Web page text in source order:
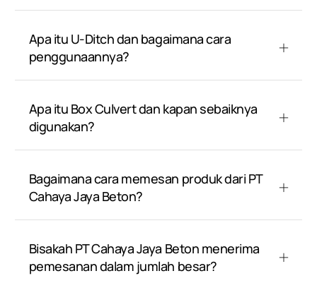
Apa itu U-Ditch dan bagaimana cara
penggunaannya?
Apa itu Box Culvert dan kapan sebaiknya
digunakan?
Bagaimana cara memesan produk dari PT
Cahaya Jaya Beton?
Bisakah PT Cahaya Jaya Beton menerima
pemesanan dalam jumlah besar?